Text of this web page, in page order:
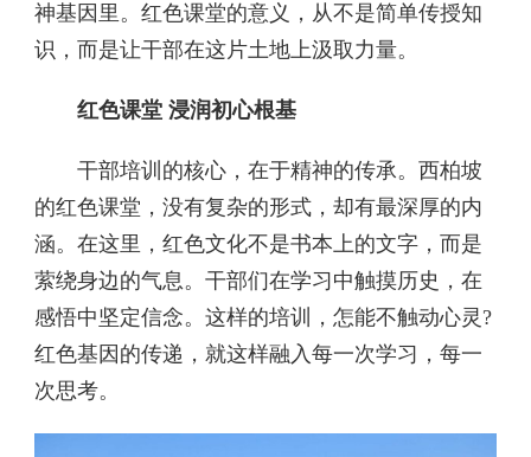
神基因里。红色课堂的意义，从不是简单传授知
识，而是让干部在这片土地上汲取力量。
红色课堂 浸润初心根基
干部培训的核心，在于精神的传承。西柏坡
的红色课堂，没有复杂的形式，却有最深厚的内
涵。在这里，红色文化不是书本上的文字，而是
萦绕身边的气息。干部们在学习中触摸历史，在
感悟中坚定信念。这样的培训，怎能不触动心灵?
红色基因的传递，就这样融入每一次学习，每一
次思考。